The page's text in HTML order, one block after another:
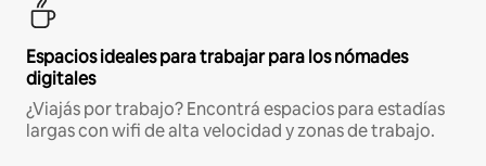
Espacios ideales para trabajar para los nómades
digitales
¿Viajás por trabajo? Encontrá espacios para estadías
largas con wifi de alta velocidad y zonas de trabajo.